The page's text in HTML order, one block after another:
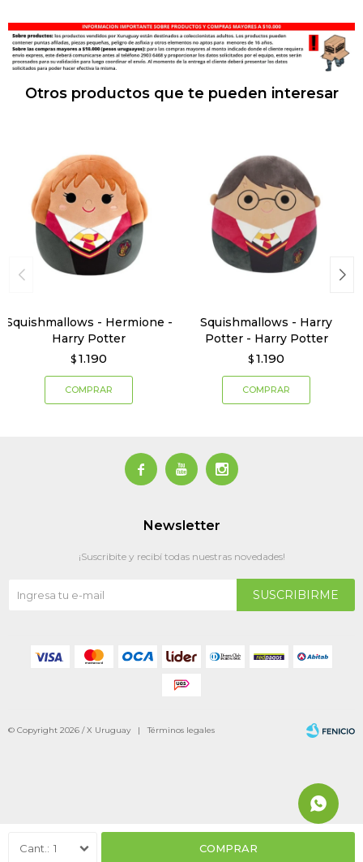
1 COMPRAR
Otros productos que te pueden interesar
Squishmallows - Hermione -
Harry Potter
$ 1.190
Squishmallows - Harry
Potter - Harry Potter
$ 1.190
  
Newsletter
¡Suscribite y recibí todas nuestras novedades!
SUSCRIBIRME
© Copyright 2026 / X Uruguay |Términos legales